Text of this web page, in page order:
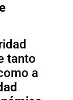
tanto
a